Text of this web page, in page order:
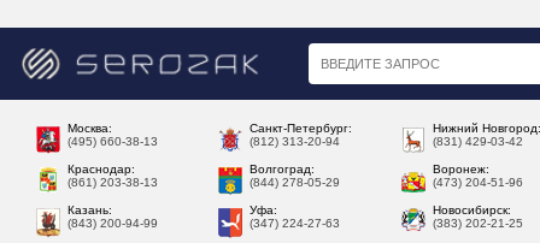
Москва:
(495) 660-38-13
Санкт-Петербург:
(812) 313-20-94
Нижний Новгород:
(831) 429-03-42
Краснодар:
(861) 203-38-13
Волгоград:
(844) 278-05-29
Воронеж:
(473) 204-51-96
Казань:
(843) 200-94-99
Уфа:
(347) 224-27-63
Новосибирск:
(383) 202-21-25